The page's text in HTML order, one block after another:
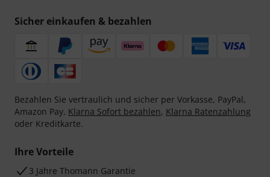
Sicher einkaufen & bezahlen
Bezahlen Sie vertraulich und sicher per Vorkasse, PayPal,
Amazon Pay, Klarna Sofort bezahlen, Klarna Ratenzahlung
oder Kreditkarte.
Ihre Vorteile
3 Jahre Thomann Garantie